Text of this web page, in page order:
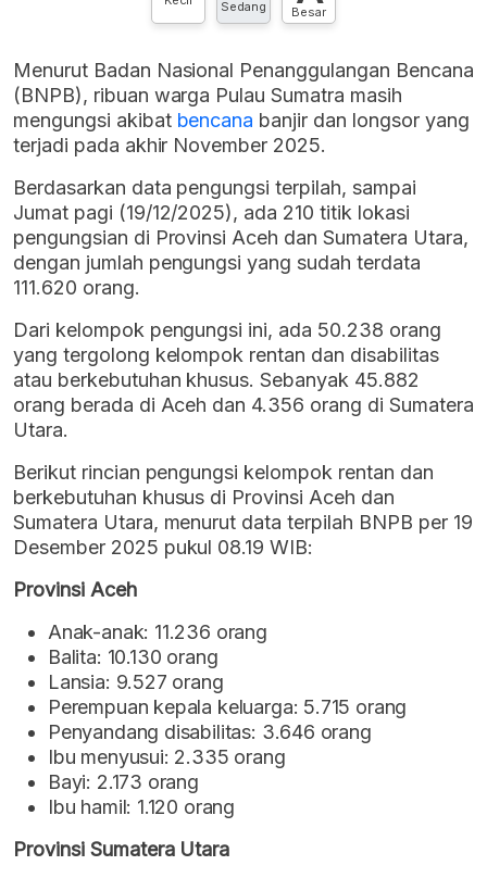
Sedang Besar
Menurut Badan Nasional Penanggulangan Bencana
(BNPB), ribuan warga Pulau Sumatra masih
mengungsi akibat bencana banjir dan longsor yang
terjadi pada akhir November 2025.
Berdasarkan data pengungsi terpilah, sampai
Jumat pagi (19/12/2025), ada 210 titik lokasi
pengungsian di Provinsi Aceh dan Sumatera Utara,
dengan jumlah pengungsi yang sudah terdata
111.620 orang.
Dari kelompok pengungsi ini, ada 50.238 orang
yang tergolong kelompok rentan dan disabilitas
atau berkebutuhan khusus. Sebanyak 45.882
orang berada di Aceh dan 4.356 orang di Sumatera
Utara.
Berikut rincian pengungsi kelompok rentan dan
berkebutuhan khusus di Provinsi Aceh dan
Sumatera Utara, menurut data terpilah BNPB per 19
Desember 2025 pukul 08.19 WIB:
Provinsi Aceh
Anak-anak: 11.236 orang
Balita: 10.130 orang
Lansia: 9.527 orang
Perempuan kepala keluarga: 5.715 orang
Penyandang disabilitas: 3.646 orang
Ibu menyusui: 2.335 orang
Bayi: 2.173 orang
Ibu hamil: 1.120 orang
Provinsi Sumatera Utara